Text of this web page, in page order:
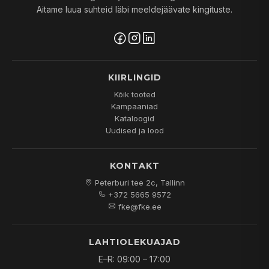
Aitame luua suhteid läbi meeldejäävate kingituste.
KIIRLINGID
Kõik tooted
Kampaaniad
Kataloogid
Uudised ja lood
KONTAKT
Peterburi tee 2c, Tallinn
+372 5665 9572
fke@fke.ee
LAHTIOLEKUAJAD
E–R: 09:00 – 17:00